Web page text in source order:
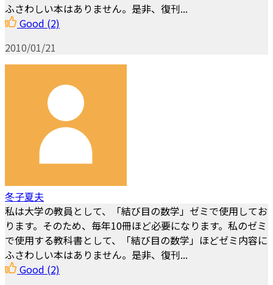
ふさわしい本はありません。是非、復刊...
Good (2)
2010/01/21
冬子夏夫
私は大学の教員として、「結び目の数学」ゼミで使用してお
ります。そのため、毎年10冊ほど必要になります。私のゼミ
で使用する教科書として、「結び目の数学」ほどゼミ内容に
ふさわしい本はありません。是非、復刊...
Good (2)